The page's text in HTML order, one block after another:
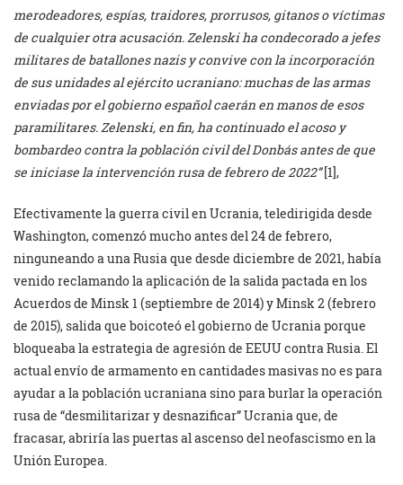
merodeadores, espías, traidores, prorrusos, gitanos o víctimas
de cualquier otra acusación. Zelenski ha condecorado a jefes
militares de batallones nazis y convive con la incorporación
de sus unidades al ejército ucraniano: muchas de las armas
enviadas por el gobierno español caerán en manos de esos
paramilitares. Zelenski, en fin, ha continuado el acoso y
bombardeo contra la población civil del Donbás antes de que
se iniciase la intervención rusa de febrero de 2022”[1],
Efectivamente la guerra civil en Ucrania, teledirigida desde
Washington, comenzó mucho antes del 24 de febrero,
ninguneando a una Rusia que desde diciembre de 2021, había
venido reclamando la aplicación de la salida pactada en los
Acuerdos de Minsk 1 (septiembre de 2014) y Minsk 2 (febrero
de 2015), salida que boicoteó el gobierno de Ucrania porque
bloqueaba la estrategia de agresión de EEUU contra Rusia. El
actual envío de armamento en cantidades masivas no es para
ayudar a la población ucraniana sino para burlar la operación
rusa de “desmilitarizar y desnazificar” Ucrania que, de
fracasar, abriría las puertas al ascenso del neofascismo en la
Unión Europea.